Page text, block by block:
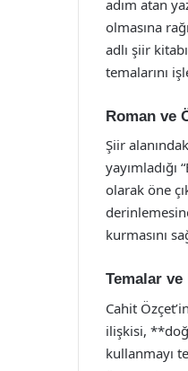
adım atan
olmasına
adlı şiir
temalarını
Roman ve
Şiir
olarak öne
kurmasını
Temalar ve
Cahit
ilişkisi,
kullanmayı